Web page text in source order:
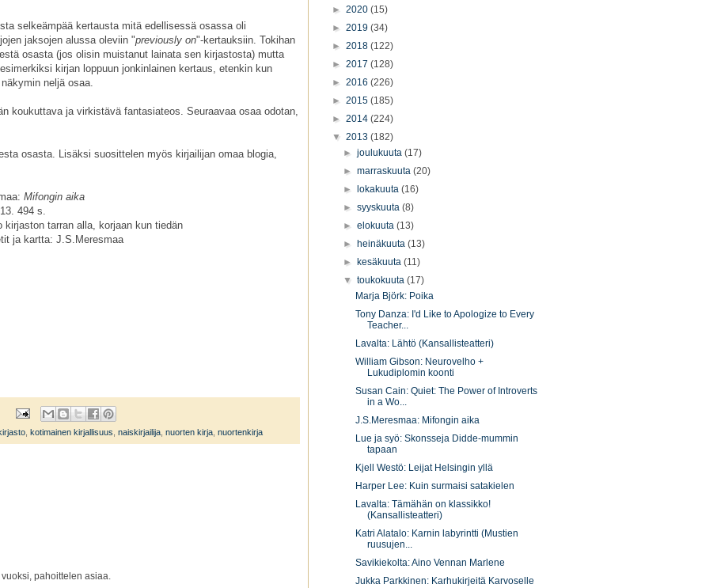
selkeämpää kertausta mitä edellisessä osassa oli
jaksojen alussa oleviin "previously on"-kertauksiin. Tokihan
osasta (jos olisin muistanut lainata sen kirjastosta) mutta
kirjan loppuun jonkinlainen kertaus, etenkin kun
neljä osaa.
koukuttava ja virkistävä fantasiateos. Seuraavaa osaa odotan,
osasta. Lisäksi suosittelen myös kirjailijan omaa blogia,
Mifongin aika
494 s.
kirjaston tarran alla, korjaan kun tiedän
ja kartta: J.S.Meresmaa
kotimainen kirjallisuus naiskirjailija nuorten kirja nuortenkirja
pahoittelen asiaa.
► 2020 (15)
► 2019 (34)
► 2018 (122)
► 2017 (128)
► 2016 (226)
► 2015 (185)
► 2014 (224)
▼ 2013 (182)
►joulukuuta(17)
►marraskuuta(20)
►
lokakuuta(16)
►syyskuuta(8)
►elokuuta(13)
► heinäkuuta(13)
►
kesäkuuta(11)
▼toukokuuta(17)
Marja Björk: Poika
Tony Danza: I'd Like to Apologize to Every
Teacher...
Lavalta: Lähtö (Kansallisteatteri)
William Gibson: Neurovelho +
Lukudiplomin koonti
Susan Cain: Quiet: The Power of Introverts
in a Wo...
J.S.Meresmaa: Mifongin aika
Lue ja syö: Skonsseja Didde-mummin
tapaan
Kjell Westö: Leijat Helsingin yllä
Harper Lee: Kuin surmaisi satakielen
Lavalta: Tämähän on klassikko!
(Kansallisteatteri)
Katri Alatalo: Karnin labyrintti (Mustien
ruusujen...
Savikiekolta: Aino Vennan Marlene
Jukka Parkkinen: Karhukirjeitä Karvoselle